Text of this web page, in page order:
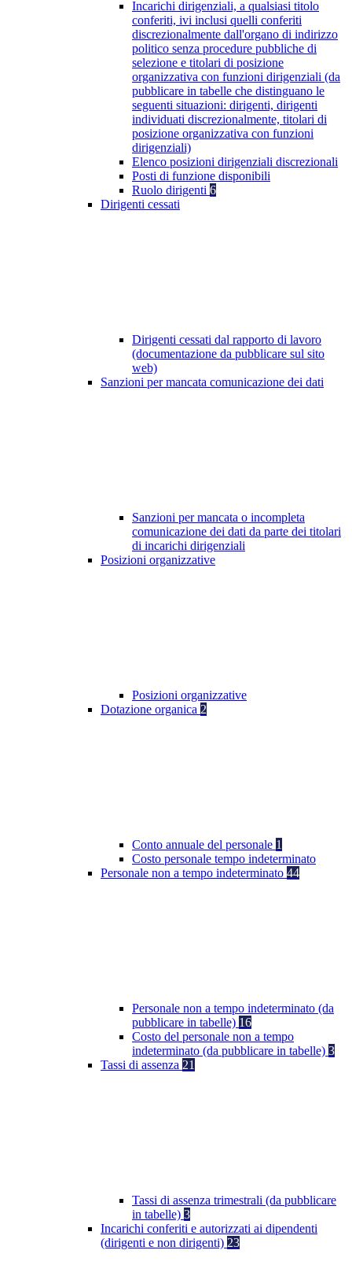
Incarichi dirigenziali, a qualsiasi titolo
conferiti, ivi inclusi quelli conferiti
discrezionalmente dall'organo di indirizzo
politico senza procedure pubbliche di
selezione e titolari di posizione
organizzativa con funzioni dirigenziali (da
pubblicare in tabelle che distinguano le
seguenti situazioni: dirigenti, dirigenti
individuati discrezionalmente, titolari di
posizione organizzativa con funzioni
dirigenziali)
Elenco posizioni dirigenziali discrezionali
Posti di funzione disponibili
Ruolo dirigenti 6
Dirigenti cessati
Dirigenti cessati dal rapporto di lavoro
(documentazione da pubblicare sul sito
web)
Sanzioni per mancata comunicazione dei dati
Sanzioni per mancata o incompleta
comunicazione dei dati da parte dei titolari
di incarichi dirigenziali
Posizioni organizzative
Posizioni organizzative
Dotazione organica 2
Conto annuale del personale 1
Costo personale tempo indeterminato
Personale non a tempo indeterminato 44
Personale non a tempo indeterminato (da
pubblicare in tabelle) 16
Costo del personale non a tempo
indeterminato (da pubblicare in tabelle) 3
Tassi di assenza 21
Tassi di assenza trimestrali (da pubblicare
in tabelle) 3
Incarichi conferiti e autorizzati ai dipendenti
(dirigenti e non dirigenti) 23